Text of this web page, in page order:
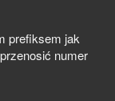
prefiksem jak
numer